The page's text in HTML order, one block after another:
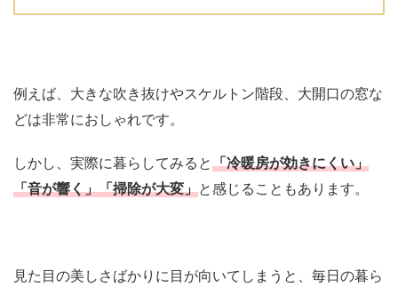
例えば、大きな吹き抜けやスケルトン階段、大開口の窓な
どは非常におしゃれです。
しかし、実際に暮らしてみると「冷暖房が効きにくい」
「音が響く」「掃除が大変」と感じることもあります。
見た目の美しさばかりに目が向いてしまうと、毎日の暮ら